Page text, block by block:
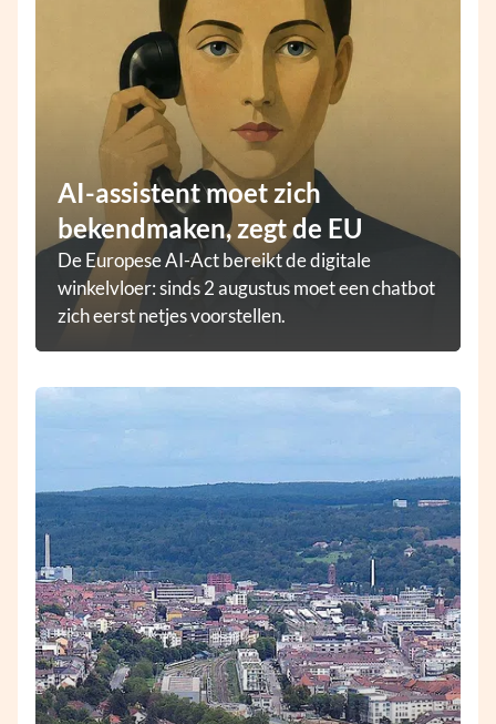
AI-assistent moet zich
bekendmaken, zegt de EU
De Europese AI-Act bereikt de digitale
winkelvloer: sinds 2 augustus moet een chatbot
zich eerst netjes voorstellen.